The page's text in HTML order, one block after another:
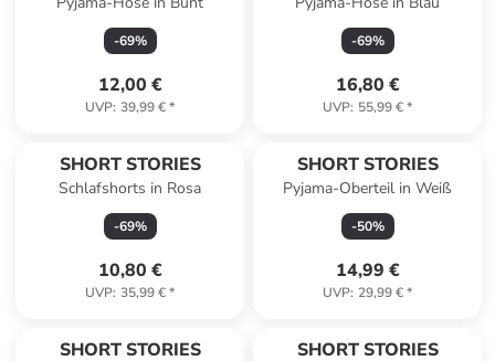
-69%
12,00 €
UVP: 39,99 €*
-69%
16,80 €
UVP: 55,99 €*
SHORT STORIES
Schlafshorts in Rosa
-69%
10,80 €
UVP: 35,99 €*
SHORT STORIES
Pyjama-Oberteil in Weiß
-50%
14,99 €
UVP: 29,99 €*
SHORT STORIES SHORT STORIES